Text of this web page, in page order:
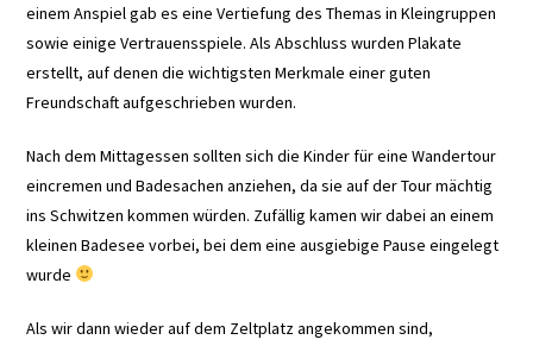
einem Anspiel gab es eine Vertiefung des Themas in Kleingruppen
sowie einige Vertrauensspiele. Als Abschluss wurden Plakate
erstellt, auf denen die wichtigsten Merkmale einer guten
Freundschaft aufgeschrieben wurden.
Nach dem Mittagessen sollten sich die Kinder für eine Wandertour
eincremen und Badesachen anziehen, da sie auf der Tour mächtig
ins Schwitzen kommen würden. Zufällig kamen wir dabei an einem
kleinen Badesee vorbei, bei dem eine ausgiebige Pause eingelegt
wurde
Als wir dann wieder auf dem Zeltplatz angekommen sind,